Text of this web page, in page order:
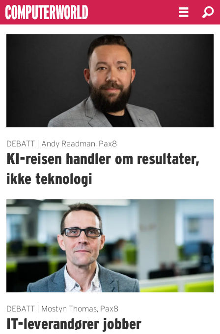
Emne:
DEBATT | Andy Readman, Pax8
KI-reisen handler om resultater,
ikke teknologi
DEBATT | Mostyn Thomas, Pax8
IT-leverandører jobber